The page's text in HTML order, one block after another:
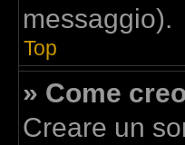
messaggio).
Top
» Come
Creare un